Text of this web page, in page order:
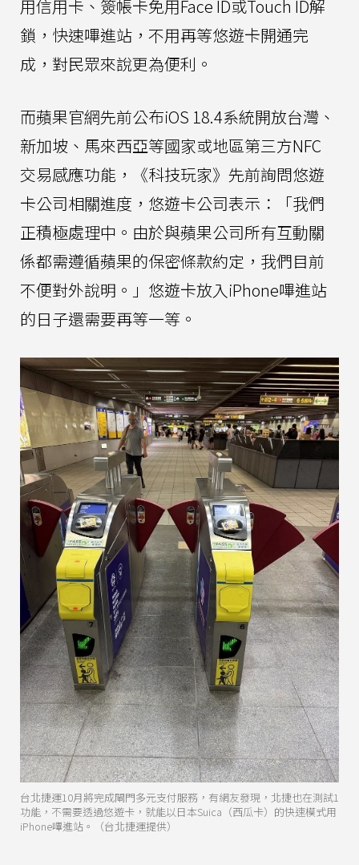
用信用卡、簽帳卡免用Face ID或Touch ID解
鎖，快速嗶進站，不用再等悠遊卡開通完
成，對民眾來說更為便利。
而蘋果官網先前公布iOS 18.4系統開放台灣、
新加坡、馬來西亞等國家或地區第三方NFC
交易感應功能，《科技玩家》先前詢問悠遊
卡公司相關進度，悠遊卡公司表示：「我們
正積極處理中。由於與蘋果公司所有互動關
係都需遵循蘋果的保密條款約定，我們目前
不便對外說明。」悠遊卡放入iPhone嗶進站
的日子還需要再等一等。
台北捷運10月將完成閘門多元支付服務，有網友發現，北捷也在測試1
功能，不需要透過悠遊卡，就能以日本Suica（西瓜卡）的快速模式用
iPhone嗶進站。（台北捷運提供）